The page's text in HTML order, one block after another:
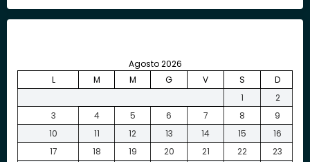
Agosto 2026
L
M M G V S
D
1
2
3
4 5 6 7 8
9
10
11 12 13 14 15
16
17
18 19 20 21 22
23